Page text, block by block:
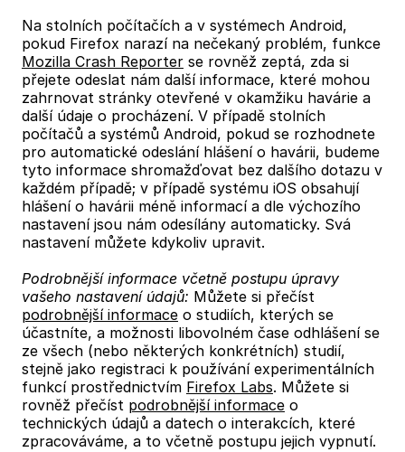
Na stolních počítačích a v systémech Android,
pokud Firefox narazí na nečekaný problém, funkce
Mozilla Crash Reporter se rovněž zeptá, zda si
přejete odeslat nám další informace, které mohou
zahrnovat stránky otevřené v okamžiku havárie a
další údaje o procházení. V případě stolních
počítačů a systémů Android, pokud se rozhodnete
pro automatické odeslání hlášení o havárii, budeme
tyto informace shromažďovat bez dalšího dotazu v
každém případě; v případě systému iOS obsahují
hlášení o havárii méně informací a dle výchozího
nastavení jsou nám odesílány automaticky. Svá
nastavení můžete kdykoliv upravit.
Podrobnější informace včetně postupu úpravy
vašeho nastavení údajů: Můžete si přečíst
podrobnější informace o studiích, kterých se
účastníte, a možnosti libovolném čase odhlášení se
ze všech (nebo některých konkrétních) studií,
stejně jako registraci k používání experimentálních
funkcí prostřednictvím Firefox Labs. Můžete si
rovněž přečíst podrobnější informace o
technických údajů a datech o interakcích, které
zpracováváme, a to včetně postupu jejich vypnutí.